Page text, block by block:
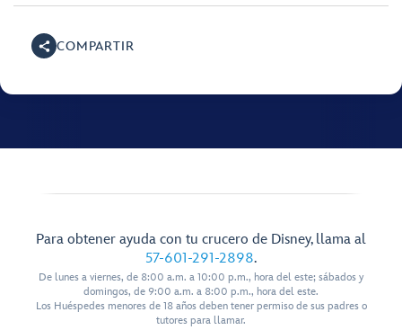
COMPARTIR
Para obtener ayuda con tu crucero de Disney, llama al
57-601-291-2898.
De lunes a viernes, de 8:00 a.m. a 10:00 p.m., hora del este; sábados y
domingos, de 9:00 a.m. a 8:00 p.m., hora del este.
Los Huéspedes menores de 18 años deben tener permiso de sus padres o
tutores para llamar.